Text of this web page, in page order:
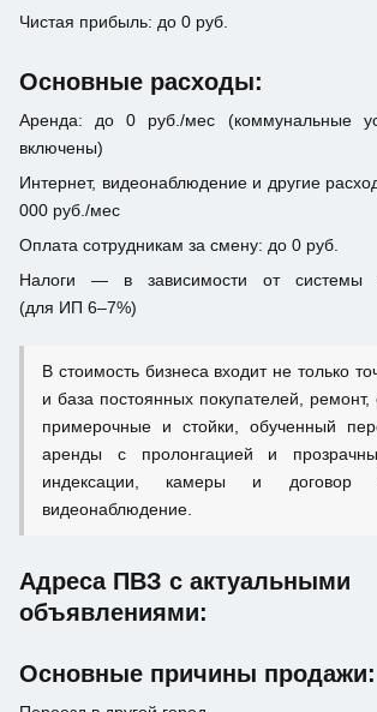
Чистая прибыль: до 0 руб.
Основные расходы:
Аренда: до 0 руб./мес (коммунальные
включены)
Интернет, видеонаблюдение и другие
000 руб./мес
Оплата сотрудникам за смену: до 0 руб.
Налоги — в зависимости от системы
(для ИП 6–7%)
В стоимость бизнеса входит не только
и база постоянных покупателей,
примерочные и стойки, обученный
аренды с пролонгацией и
индексации, камеры и договор
видеонаблюдение.
Адреса ПВЗ с актуальными
объявлениями:
Основные причины продажи: